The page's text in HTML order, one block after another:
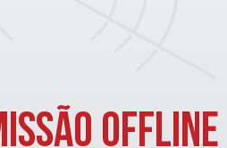
OFFLINE